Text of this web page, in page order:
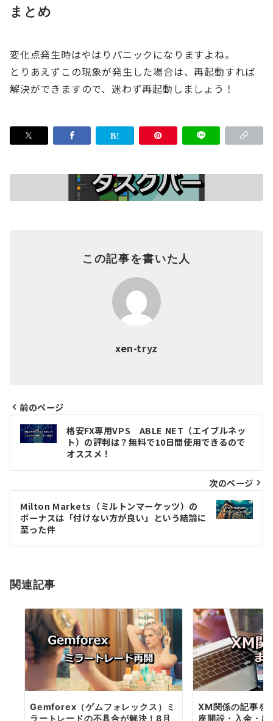
まとめ
変化点発生時はやはりパニックになりますよね。
とりあえずこの現象が発生した場合は、再起動すれば
解決ができますので、迷わず再起動しましょう！
この記事を書いた人
xen-tryz
投
稿
ビ
ゲ
ー
シ
ン
前のページ
格安FX専用VPS ABLE NET（エイブルネッ
ト）の評判は？無料で10日間使用できるので
オススメ！
次のページ
Milton Markets（ミルトンマーケッツ）の
ボーナスは「付けない方が良い」という結論に
至った件
関連記事
Gemforex（ゲムフォレックス）ミ
ラートレードの不具合が解決！8月
XM関係の記事を
座開設・入金・